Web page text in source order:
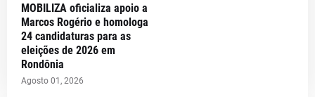
MOBILIZA oficializa apoio a
Marcos Rogério e homologa
24 candidaturas para as
eleições de 2026 em
Rondônia
Agosto 01, 2026